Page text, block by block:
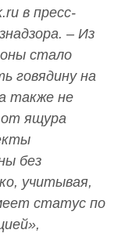
в пресс-
– Из
стало
говядину на
также не
от ящура
без
учитывая,
статус по